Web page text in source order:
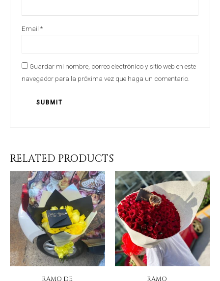
Email *
Guardar mi nombre, correo electrónico y sitio web en este
navegador para la próxima vez que haga un comentario.
RELATED PRODUCTS
RAMO DE RAMO